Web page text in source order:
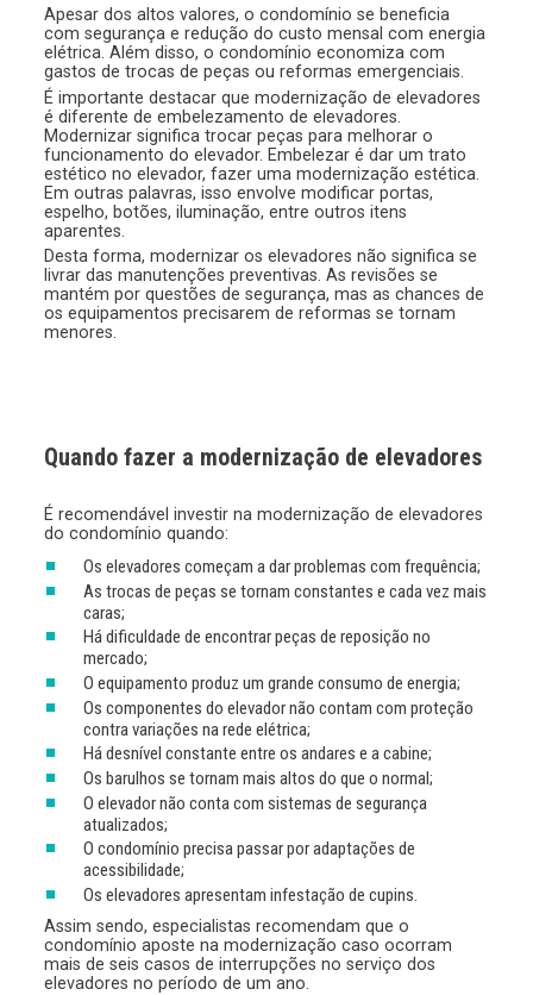
Apesar dos altos valores, o condomínio se beneficia
com segurança e redução do custo mensal com energia
elétrica. Além disso, o condomínio economiza com
gastos de trocas de peças ou reformas emergenciais.
É importante destacar que modernização de elevadores
é diferente de embelezamento de elevadores.
Modernizar significa trocar peças para melhorar o
funcionamento do elevador. Embelezar é dar um trato
estético no elevador, fazer uma modernização estética.
Em outras palavras, isso envolve modificar portas,
espelho, botões, iluminação, entre outros itens
aparentes.
Desta forma, modernizar os elevadores não significa se
livrar das manutenções preventivas. As revisões se
mantém por questões de segurança, mas as chances de
os equipamentos precisarem de reformas se tornam
menores.
Quando fazer a modernização de elevadores
É recomendável investir na modernização de elevadores
do condomínio quando:
Os elevadores começam a dar problemas com frequência;
As trocas de peças se tornam constantes e cada vez mais
caras;
Há dificuldade de encontrar peças de reposição no
mercado;
O equipamento produz um grande consumo de energia;
Os componentes do elevador não contam com proteção
contra variações na rede elétrica;
Há desnível constante entre os andares e a cabine;
Os barulhos se tornam mais altos do que o normal;
O elevador não conta com sistemas de segurança
atualizados;
O condomínio precisa passar por adaptações de
acessibilidade;
Os elevadores apresentam infestação de cupins.
Assim sendo, especialistas recomendam que o
condomínio aposte na modernização caso ocorram
mais de seis casos de interrupções no serviço dos
elevadores no período de um ano.